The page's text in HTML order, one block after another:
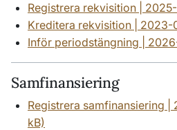
Registrera rekvisition |
Kreditera rekvisition | 2023-
Inför periodstängning |
Samfinansiering
Registrera samfinansiering |
kB)